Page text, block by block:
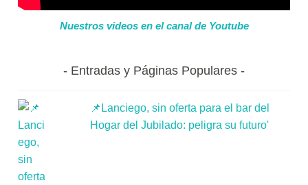
Nuestros videos en el canal de Youtube
Entradas y Páginas Populares
📌Lanciego, sin oferta para el bar del
Hogar del Jubilado: peligra su futuro'